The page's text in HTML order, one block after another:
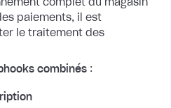
complet du magasin
paiements, il est
le traitement des
combinés :